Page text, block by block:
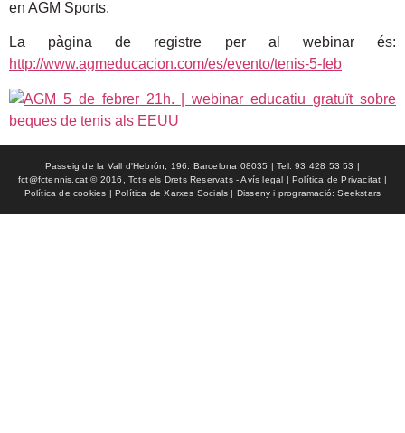
en AGM Sports.
La pàgina de registre per al webinar és:
http://www.agmeducacion.com/es/evento/tenis-5-feb
Passeig de la Vall d'Hebrón, 196. Barcelona 08035 | Tel. 93 428 53 53 |
fct@fctennis.cat © 2016, Tots els Drets Reservats - Avís legal | Política de Privacitat |
Política de cookies | Política de Xarxes Socials | Disseny i programació: Seekstars